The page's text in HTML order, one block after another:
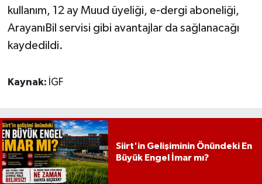
kullanım, 12 ay Muud üyeliği, e-dergi aboneliği,
ArayanıBil servisi gibi avantajlar da sağlanacağı
kaydedildi.
Kaynak: İGF
Siirt'in Gelişiminin Önündeki En
Büyük Engel İmar mı?